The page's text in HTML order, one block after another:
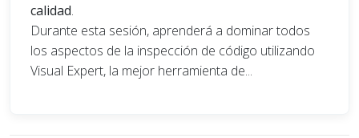
calidad.
Durante esta sesión, aprenderá a dominar todos
los aspectos de la inspección de código utilizando
Visual Expert, la mejor herramienta de...